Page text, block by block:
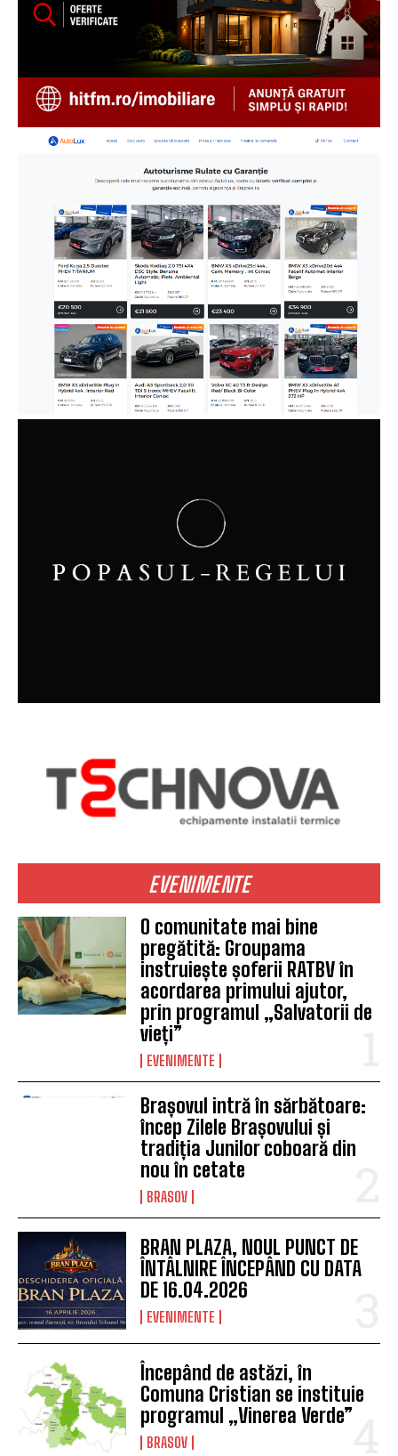
EVENIMENTE
O comunitate mai bine
pregătită: Groupama
instruiește șoferii RATBV în
acordarea primului ajutor,
prin programul „Salvatorii de
vieți”
EVENIMENTE
Brașovul intră în sărbătoare:
încep Zilele Brașovului și
tradiția Junilor coboară din
nou în cetate
BRASOV